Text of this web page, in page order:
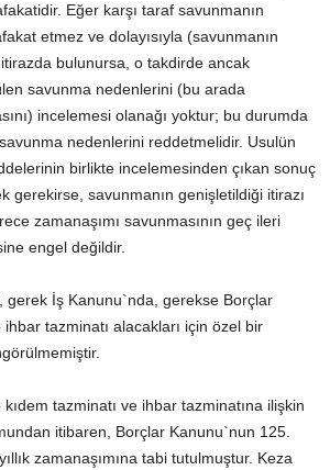
Eğer karşı taraf savunmanın
etmez ve dolayısıyla (savunmanın
bulunursa, o takdirde ancak
savunma nedenlerini (bu arada
incelemesi olanağı yoktur; bu durumda
nedenlerini reddetmelidir. Usulün
birlikte incelemesinden çıkan sonuç
gerekirse, savunmanın genişletildiği itirazı
zamanaşımı savunmasının geç ileri
engel değildir.
gerek İş Kanunu`nda, gerekse Borçlar
tazminatı alacakları için özel bir
tazminatı ve ihbar tazminatına ilişkin
itibaren, Borçlar Kanunu`nun 125.
zamanaşımına tabi tutulmuştur. Keza